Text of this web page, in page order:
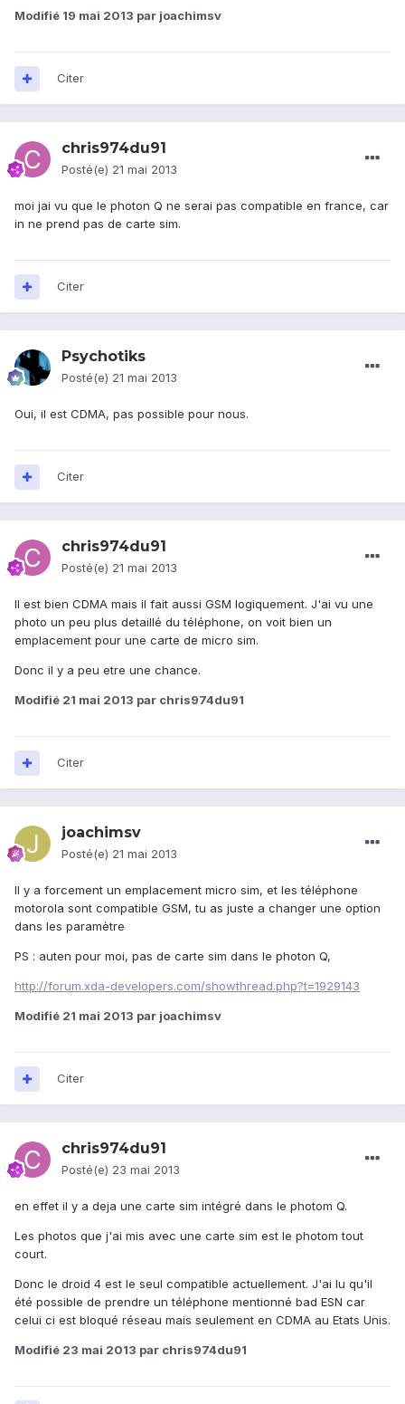
Modifié 19 mai 2013 par joachimsv
Citer
chris974du91
Posté(e) 21 mai 2013
moi jai vu que le photon Q ne serai pas compatible en france, car
in ne prend pas de carte sim.
Citer
Psychotiks
Posté(e) 21 mai 2013
Oui, il est CDMA, pas possible pour nous.
Citer
chris974du91
Posté(e) 21 mai 2013
Il est bien CDMA mais il fait aussi GSM logiquement. J'ai vu une
photo un peu plus detaillé du téléphone, on voit bien un
emplacement pour une carte de micro sim.
Donc il y a peu etre une chance.
Modifié 21 mai 2013 par chris974du91
Citer
joachimsv
Posté(e) 21 mai 2013
Il y a forcement un emplacement micro sim, et les téléphone
motorola sont compatible GSM, tu as juste a changer une option
dans les paramètre
PS : auten pour moi, pas de carte sim dans le photon Q,
http://forum.xda-developers.com/showthread.php?t=1929143
Modifié 21 mai 2013 par joachimsv
Citer
chris974du91
Posté(e) 23 mai 2013
en effet il y a deja une carte sim intégré dans le photom Q.
Les photos que j'ai mis avec une carte sim est le photom tout
court.
Donc le droid 4 est le seul compatible actuellement. J'ai lu qu'il
été possible de prendre un téléphone mentionné bad ESN car
celui ci est bloqué réseau mais seulement en CDMA au Etats Unis.
Modifié 23 mai 2013 par chris974du91